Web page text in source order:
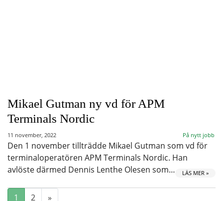
Mikael Gutman ny vd för APM
Terminals Nordic
11 november, 2022 På nytt jobb
Den 1 november tillträdde Mikael Gutman som vd för
terminaloperatören APM Terminals Nordic. Han
avlöste därmed Dennis Lenthe Olesen som…
LÄS MER »
1 2 »